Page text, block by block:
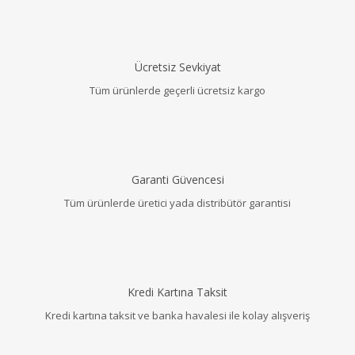
Ücretsiz Sevkiyat
Tüm ürünlerde geçerli ücretsiz kargo
Garanti Güvencesi
Tüm ürünlerde üretici yada distribütör garantisi
Kredi Kartına Taksit
Kredi kartına taksit ve banka havalesi ile kolay alışveriş